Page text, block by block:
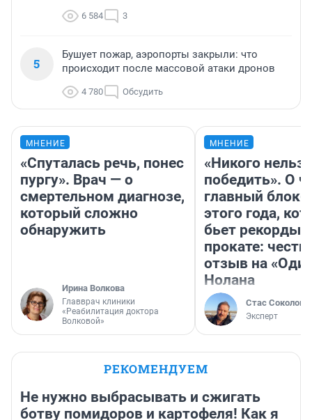
6 584 3
5
Бушует пожар, аэропорты закрыли: что
происходит после массовой атаки дронов
4 780 Обсудить
МНЕНИЕ
«Спуталась речь, понес
пургу». Врач — о
смертельном диагнозе,
который сложно
обнаружить
Ирина Волкова
Главврач клиники
«Реабилитация доктора
Волковой»
МНЕНИЕ
«Никого нельзя
победить». О
главный
этого года,
бьет рекорды в
прокате:
отзыв на
Нолана
Стас Соколов
Эксперт
РЕКОМЕНДУЕМ
Не нужно выбрасывать и сжигать
ботву помидоров и картофеля! Как я